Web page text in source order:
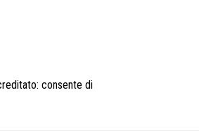
consente di